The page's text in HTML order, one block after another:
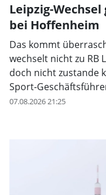
Leipzig-
bei Hoffenheim
Das kommt
wechselt nicht zu RB
doch nicht zustande
Sport-
07.08.2026 21:25